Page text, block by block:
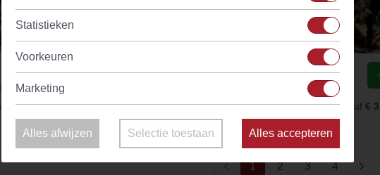
Fine Quality
(1)
Vanaf€ 3,13 Op voorraad Vanaf €
1(current)
2 3 4
Statistieken
Voorkeuren
Marketing
Alles afwijzen Selectie toestaan Alles accepteren